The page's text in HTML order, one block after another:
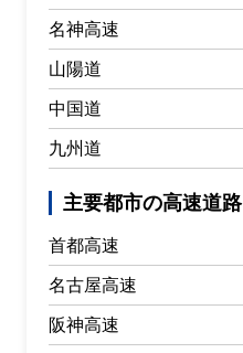
名神高速
山陽道
中国道
九州道
主要都市の高速道路
首都高速
名古屋高速
阪神高速